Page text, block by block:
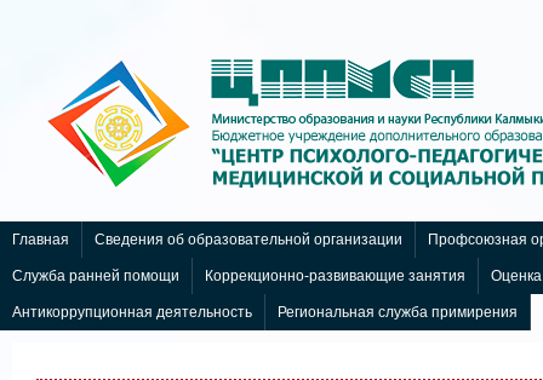
Главная Сведения об образовательной организации Профсоюзная
Служба ранней помощи Коррекционно-развивающие занятия Оценка
Антикоррупционная деятельность Региональная служба примирения